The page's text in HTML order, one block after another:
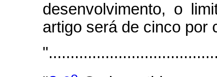
desenvolvimento, o
artigo será de cinco por